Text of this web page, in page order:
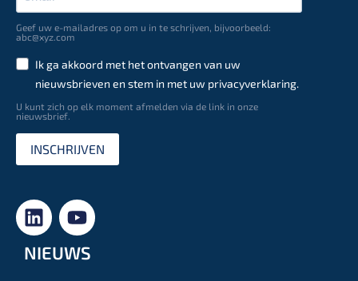
Geef uw e-mailadres op om u in te schrijven, bijvoorbeeld:
abc@xyz.com
Ik ga akkoord met het ontvangen van uw
nieuwsbrieven en stem in met uw privacyverklaring.
U kunt zich op elk moment afmelden via de link in onze
nieuwsbrief.
INSCHRIJVEN
NIEUWS